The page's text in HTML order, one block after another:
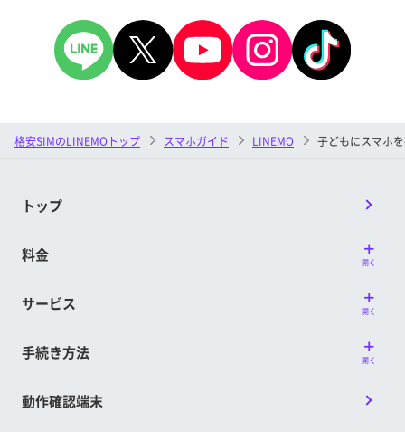
格安SIMのLINEMOトップ スマホガイド LINEMO 子どもにスマホ
トップ
料金 開く
サービス 開く
手続き方法 開く
動作確認端末